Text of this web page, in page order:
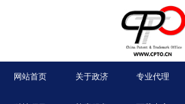
网站首页 关于政济 专业代理